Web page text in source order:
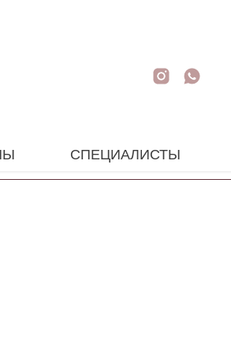
СПЕЦИАЛИСТЫ